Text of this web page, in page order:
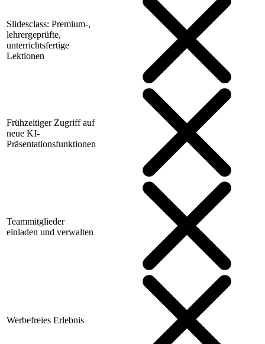
Slidesclass: Premium-,
lehrergeprüfte,
unterrichtsfertige
Lektionen
Frühzeitiger Zugriff auf
neue KI-
Präsentationsfunktionen
Teammitglieder
einladen und verwalten
Werbefreies Erlebnis